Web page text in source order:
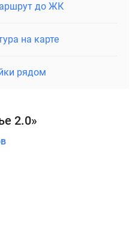
до ЖК
на карте
рядом
2.0»